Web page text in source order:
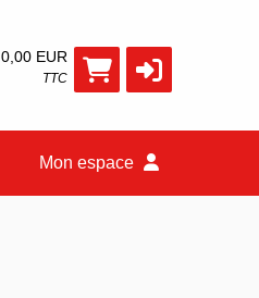
0,00 EUR
TTC
Mon espace